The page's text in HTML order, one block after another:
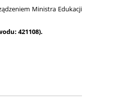
Ministra Edukacji
421108).